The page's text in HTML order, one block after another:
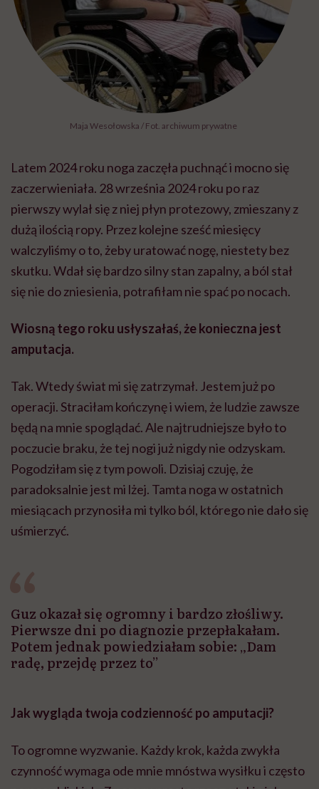
Maja Wesołowska / Fot. archiwum prywatne
Latem 2024 roku noga zaczęła puchnąć i mocno się
zaczerwieniała. 28 września 2024 roku po raz
pierwszy wylał się z niej płyn protezowy, zmieszany z
dużą ilością ropy. Przez kolejne sześć miesięcy
walczyliśmy o to, żeby uratować nogę, niestety bez
skutku. Wdał się bardzo silny stan zapalny, a ból stał
się nie do zniesienia, potrafiłam nie spać po nocach.
Wiosną tego roku usłyszałaś, że konieczna jest
amputacja.
Tak. Wtedy świat mi się zatrzymał. Jestem już po
operacji. Straciłam kończynę i wiem, że ludzie zawsze
będą na mnie spoglądać. Ale najtrudniejsze było to
poczucie braku, że tej nogi już nigdy nie odzyskam.
Pogodziłam się z tym powoli. Dzisiaj czuję, że
paradoksalnie jest mi lżej. Tamta noga w ostatnich
miesiącach przynosiła mi tylko ból, którego nie dało się
uśmierzyć.
Guz okazał się ogromny i bardzo złośliwy.
Pierwsze dni po diagnozie przepłakałam.
Potem jednak powiedziałam sobie: „Dam
radę, przejdę przez to”
Jak wygląda twoja codzienność po amputacji?
To ogromne wyzwanie. Każdy krok, każda zwykła
czynność wymaga ode mnie mnóstwa wysiłku i często